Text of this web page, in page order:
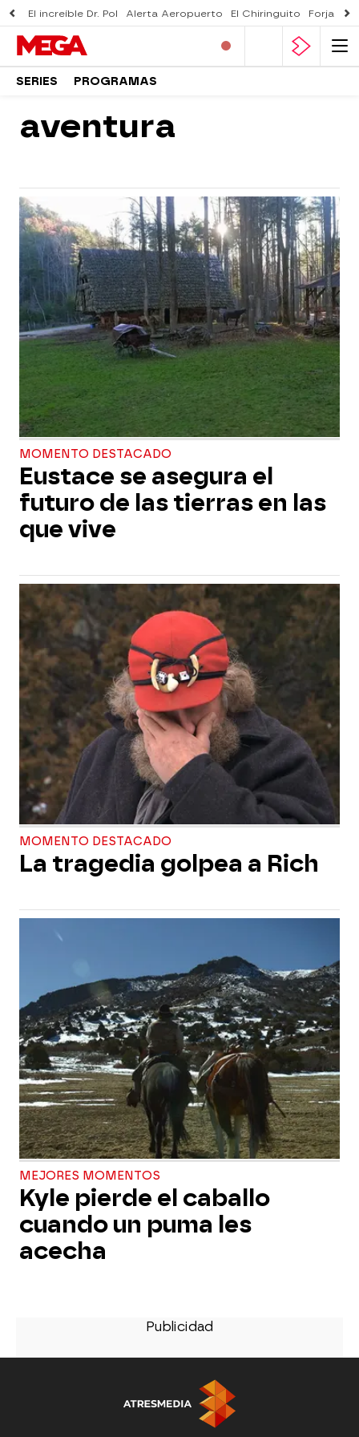
El increíble Dr. Pol Alerta Aeropuerto El Chiringuito Forjado
SERIES PROGRAMAS
aventura
MOMENTO DESTACADO
Eustace se asegura el
futuro de las tierras en las
que vive
MOMENTO DESTACADO
La tragedia golpea a Rich
MEJORES MOMENTOS
Kyle pierde el caballo
cuando un puma les
acecha